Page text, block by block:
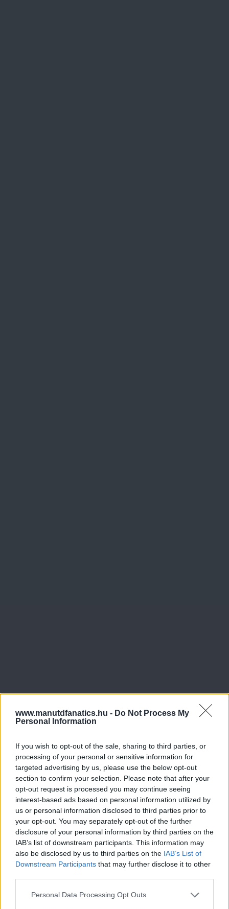
www.manutdfanatics.hu - Do Not Process My
Personal Information
If you wish to opt-out of the sale, sharing to third parties, or
processing of your personal or sensitive information for
targeted advertising by us, please use the below opt-out
section to confirm your selection. Please note that after your
opt-out request is processed you may continue seeing
interest-based ads based on personal information utilized by
us or personal information disclosed to third parties prior to
your opt-out. You may separately opt-out of the further
disclosure of your personal information by third parties on the
IAB’s list of downstream participants. This information may
also be disclosed by us to third parties on the IAB’s List of
Downstream Participants that may further disclose it to other
Please note that this website/app uses one or more Google
Personal Data Processing Opt Outs